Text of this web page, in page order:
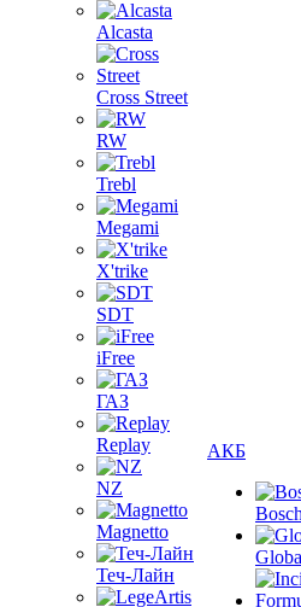
Alcasta
Cross Street
RW
Trebl
Megami
X'trike
SDT
iFree
ГАЗ
Replay
NZ
Magnetto
Теч-Лайн
АКБ